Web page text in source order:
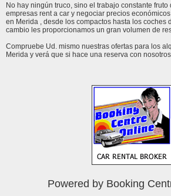
No hay ningún truco, sino el trabajo constante
empresas rent a car y negociar precios
en Merida , desde los compactos hasta los coches
cambio les proporcionamos un gran volumen de
Compruebe Ud. mismo nuestras ofertas para los
Merida y verá que si hace una reserva con
Powered by Booking